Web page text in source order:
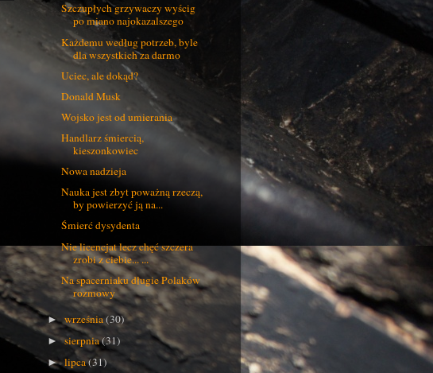
Szczupłych grzywaczy wyścig
po miano najokazalszego
Każdemu według potrzeb, byle
dla wszystkich za darmo
Uciec, ale dokąd?
Donald Musk
Wojsko jest od umierania
Handlarz śmiercią,
kieszonkowiec
Nowa nadzieja
Nauka jest zbyt poważną rzeczą,
by powierzyć ją na...
Śmierć dysydenta
Nie licencjat lecz chęć szczera
zrobi z ciebie... ...
Na spacerniaku długie Polaków
rozmowy
►września(30)
►sierpnia(31)
►lipca(31)